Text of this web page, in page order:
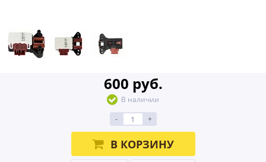
600 руб.
В наличии
-
+
В КОРЗИНУ